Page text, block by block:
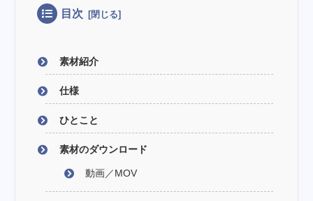
目次
素材紹介
仕様
ひとこと
素材のダウンロード
動画／MOV